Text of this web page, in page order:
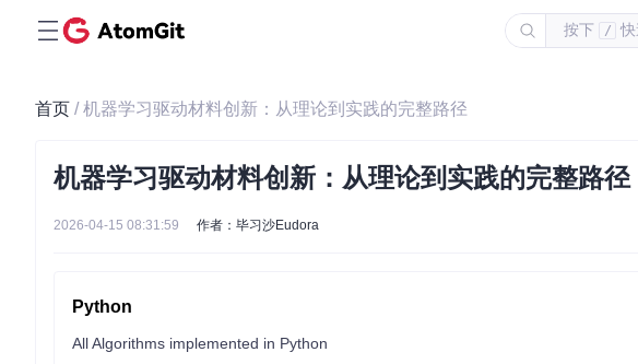
按下 /
首页 / 机器学习驱动材料创新：从理论到实践的完整路径
机器学习驱动材料创新：从理论到实践的完整路径
2026-04-15 08:31:59 作者：毕习沙Eudora
Python
All Algorithms implemented in Python